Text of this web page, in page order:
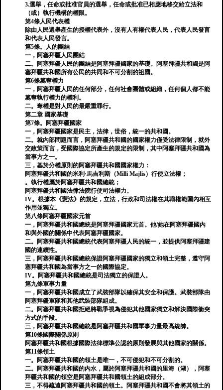
3.選舉，任命或批准官員的選舉，任命或批准已相應地移交給立法和
（或）執行機構的權限。
第4條人民代表權
除由人民選舉產生的授權代表外，沒有人有權代表人民，代表人民發言
和代表人民發言。
第5條。人的團結
一，阿塞拜疆人民團結
二。阿塞拜疆人民的團結是阿塞拜疆國家的基礎。阿塞拜疆共和國是阿
塞拜疆共和國所有公民的共同和不可分割的祖國。
第6條篡奪權力
一，阿塞拜疆人民的任何部分，任何社會團體或組織，任何個人都不能
篡奪執行權力的權利。
二。奪權是對人民的最嚴重罪行。
第二章 國家基礎
第7條。阿塞拜疆國家
一，阿塞拜疆國家是民主，法律，世俗，統一的共和國。
二。就內部問題而言，阿塞拜疆共和國的國家權力僅受法律限制，就外
交政策而言，受國際協定所產生的規定的限制，其中阿塞拜疆共和國為
當事方之一。
三，基於分權原則的阿塞拜疆共和國國家權力：
阿塞拜疆共和國的米利·馬吉利斯（Milli Majlis）行使立法權；
。執行權屬於阿塞拜疆共和國總統；
阿塞拜疆共和國法律法院行使司法權力。
IV。根據本《憲法》的規定，立法，行政和司法權在其職權範圍內相互
作用並獨立。
第八條阿塞拜疆國家元首
一，阿塞拜疆共和國總統是阿塞拜疆國家元首。他/她在阿塞拜疆國內
和與外國的關係中代表阿塞拜疆國家。
二。阿塞拜疆共和國總統代表阿塞拜疆人民的統一，並提供阿塞拜疆建
國的連續性。
三，阿塞拜疆共和國總統保證阿塞拜疆國家的獨立和領土完整，遵守阿
塞拜疆共和國為當事方之一的國際協定。
IV。阿塞拜疆共和國總統是司法獨立的保證人。
第九條軍事力量
一，阿塞拜疆共和國成立了武裝部隊以確保其安全和保護。武裝部隊由
阿塞拜疆軍隊和其他武裝部隊組成。
二。阿塞拜疆共和國拒絕將戰爭視為侵犯其他國家獨立和解決國際衝突
方式的手段。
三，阿塞拜疆共和國總統是阿塞拜疆共和國軍事力量最高統帥。
第10條國際關係原則
阿塞拜疆共和國根據國際法律標準公認的原則發展與其他國家的關係。
第11條領土
一。阿塞拜疆共和國的領土是唯一，不可侵犯和不可分割的。
二。阿塞拜疆共和國的內水，屬於阿塞拜疆共和國的里海（湖），阿塞
拜疆共和國的領空是阿塞拜疆共和國領土的組成部分。
三，不得疏遠阿塞拜疆共和國的領土。阿塞拜疆共和國不會將其領土的